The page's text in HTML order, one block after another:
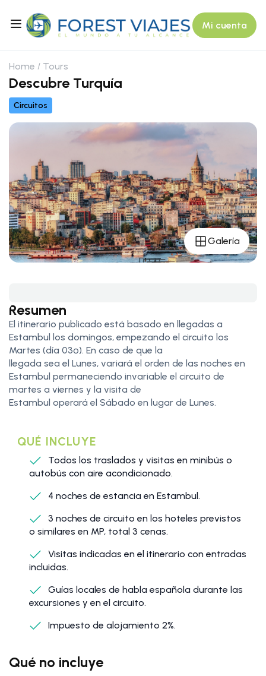
Mi cuenta
Home Tours
Descubre Turquía
Circuitos
Galería
Resumen
El itinerario publicado está basado en llegadas a
Estambul los domingos, empezando el circuito los
Martes (día 03º). En caso de que la
llegada sea el Lunes, variará el orden de las noches en
Estambul permaneciendo invariable el circuito de
martes a viernes y la visita de
Estambul operará el Sábado en lugar de Lunes.
QUÉ INCLUYE
Todos los traslados y visitas en minibús o
autobús con aire acondicionado.
4 noches de estancia en Estambul.
3 noches de circuito en los hoteles previstos
o similares en MP, total 3 cenas.
Visitas indicadas en el itinerario con entradas
incluidas.
Guías locales de habla española durante las
excursiones y en el circuito.
Impuesto de alojamiento 2%.
Qué no incluye